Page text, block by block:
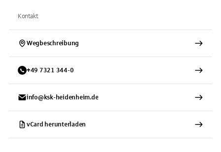
Kontakt
Wegbeschreibung
+49 7321 344-0
info@ksk-heidenheim.de
vCard herunterladen